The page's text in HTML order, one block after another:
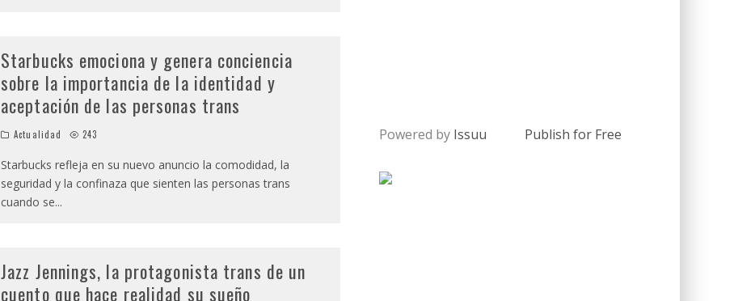
Starbucks emociona y genera conciencia
sobre la importancia de la identidad y
aceptación de las personas trans
Actualidad 243
Starbucks refleja en su nuevo anuncio la comodidad, la
seguridad y la confinaza que sienten las personas trans
cuando se...
Jazz Jennings, la protagonista trans de un
cuento que hace realidad su sueño
Powered by Issuu Publish for Free